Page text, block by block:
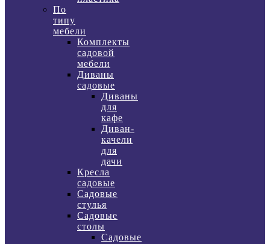
По
типу
мебели
Комплекты
садовой
мебели
Диваны
садовые
Диваны
для
кафе
Диван-
качели
для
дачи
Кресла
садовые
Садовые
стулья
Садовые
столы
Садовые